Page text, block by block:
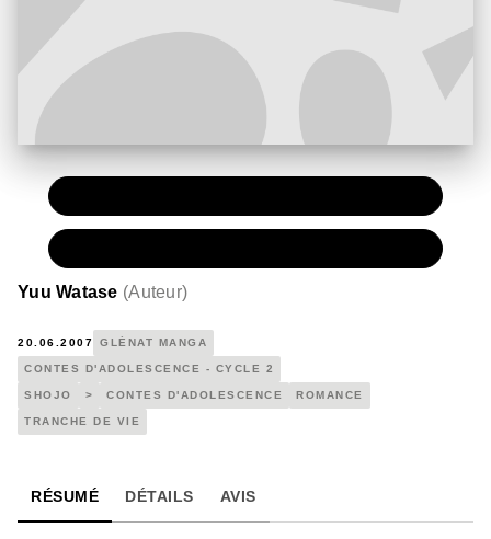
Yuu Watase (Auteur)
20.06.2007 GLÉNAT MANGA
CONTES D'ADOLESCENCE - CYCLE 2
SHOJO > CONTES D'ADOLESCENCE ROMANCE
TRANCHE DE VIE
RÉSUMÉ DÉTAILS AVIS